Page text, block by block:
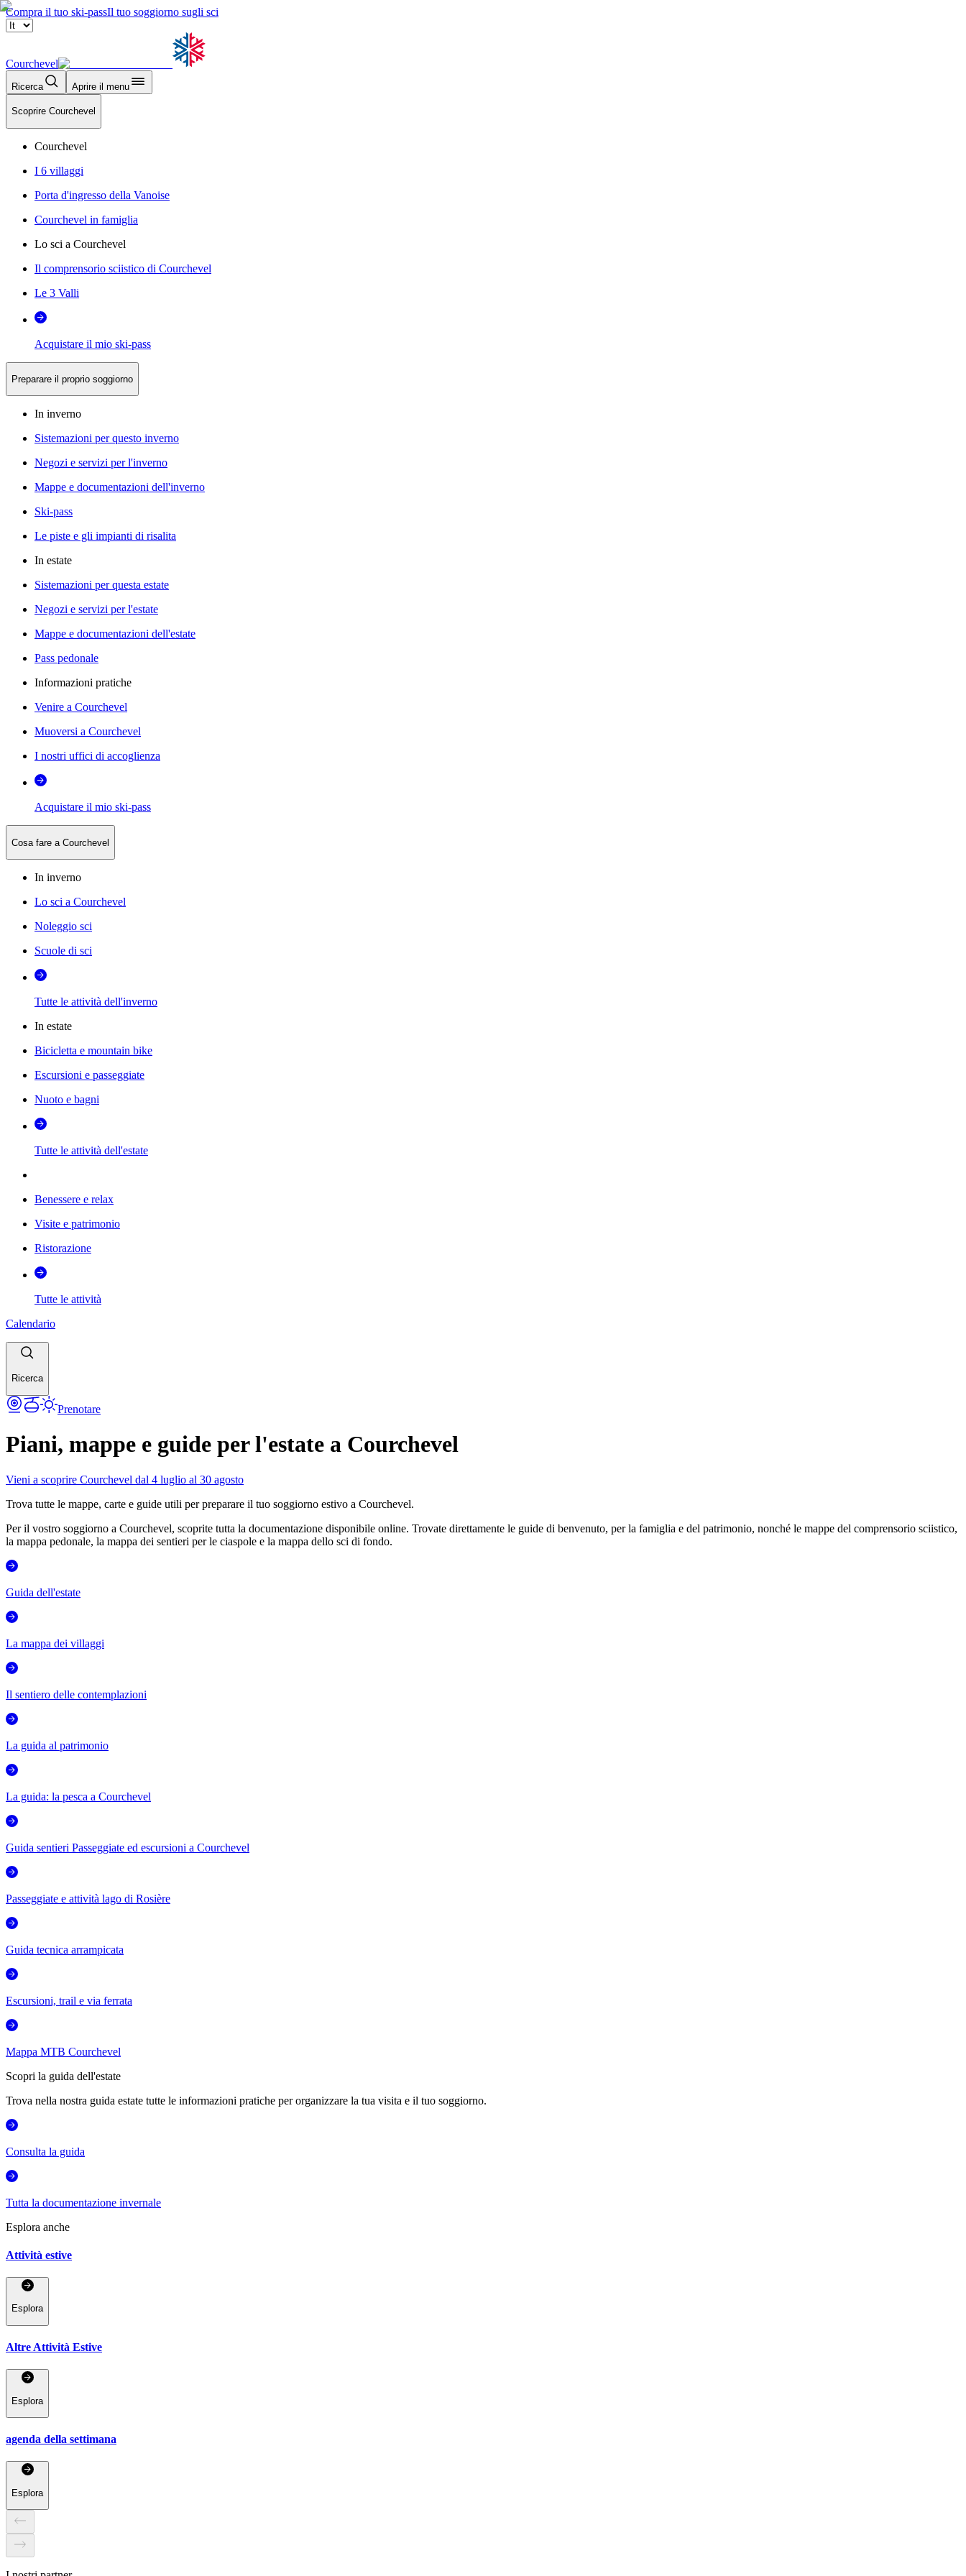
Compra il tuo ski-passIl tuo soggiorno sugli sci
Courchevel
Ricerca Aprire il menu
Scoprire Courchevel
Courchevel
I 6 villaggi
Porta d'ingresso della Vanoise
Courchevel in famiglia
Lo sci a Courchevel
Il comprensorio sciistico di Courchevel
Le 3 Valli
Acquistare il mio ski-pass
Preparare il proprio soggiorno
In inverno
Sistemazioni per questo inverno
Negozi e servizi per l'inverno
Mappe e documentazioni dell'inverno
Ski-pass
Le piste e gli impianti di risalita
In estate
Sistemazioni per questa estate
Negozi e servizi per l'estate
Mappe e documentazioni dell'estate
Pass pedonale
Informazioni pratiche
Venire a Courchevel
Muoversi a Courchevel
I nostri uffici di accoglienza
Acquistare il mio ski-pass
Cosa fare a Courchevel
In inverno
Lo sci a Courchevel
Noleggio sci
Scuole di sci
Tutte le attività dell'inverno
In estate
Bicicletta e mountain bike
Escursioni e passeggiate
Nuoto e bagni
Tutte le attività dell'estate
Benessere e relax
Visite e patrimonio
Ristorazione
Tutte le attività
Calendario
Ricerca
Prenotare
Piani, mappe e guide per l'estate a Courchevel
Vieni a scoprire Courchevel dal 4 luglio al 30 agosto
Trova tutte le mappe, carte e guide utili per preparare il tuo soggiorno estivo a Courchevel.
Per il vostro soggiorno a Courchevel, scoprite tutta la documentazione disponibile online. Trovate direttamente le guide di benvenuto, per la famiglia e del patrimonio, nonché le mappe del comprensorio sciistico,
la mappa pedonale, la mappa dei sentieri per le ciaspole e la mappa dello sci di fondo.
Guida dell'estate
La mappa dei villaggi
Il sentiero delle contemplazioni
La guida al patrimonio
La guida: la pesca a Courchevel
Guida sentieri Passeggiate ed escursioni a Courchevel
Passeggiate e attività lago di Rosière
Guida tecnica arrampicata
Escursioni, trail e via ferrata
Mappa MTB Courchevel
Scopri la guida dell'estate
Trova nella nostra guida estate tutte le informazioni pratiche per organizzare la tua visita e il tuo soggiorno.
Consulta la guida
Tutta la documentazione invernale
Esplora anche
Attività estive
Esplora
Altre Attività Estive
Esplora
agenda della settimana
Esplora